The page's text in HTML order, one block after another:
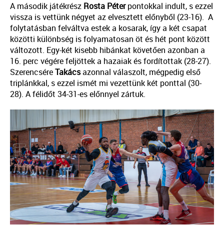
A második játékrész Rosta Péterpontokkal indult, s ezzel
vissza is vettünk négyet az elvesztett előnyből (23-16). A
folytatásban felváltva estek a kosarak, így a két csapat
közötti különbség is folyamatosan öt és hét pont között
változott. Egy-két kisebb hibánkat követően azonban a
16. perc végére feljöttek a hazaiak és fordítottak (28-27).
SzerencséreTakácsazonnal válaszolt, mégpedig első
triplánkkal, s ezzel ismét mi vezettünk két ponttal (30-
28). A félidőt 34-31-es előnnyel zártuk.